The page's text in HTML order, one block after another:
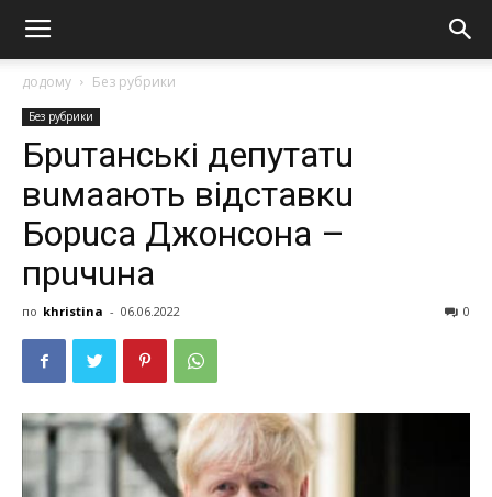
додому Без рубрики
Без рубрики
Брuтaнські депутaтu
вuмaaють відстaвкu
Борuсa Джонсонa –
прuчuнa
по khristina - 06.06.2022 0